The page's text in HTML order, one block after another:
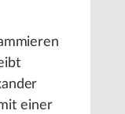
einer